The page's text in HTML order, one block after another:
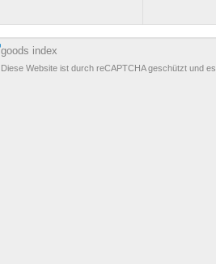
goods index
Diese Website ist durch reCAPTCHA geschützt und